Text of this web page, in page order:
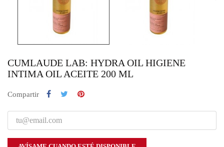
CUMLAUDE LAB: HYDRA OIL HIGIENE
INTIMA OIL ACEITE 200 ML
Compartir